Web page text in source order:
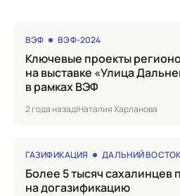
ВЭФ ВЭФ-2024
Ключевые проекты регионов ДФО представят
на выставке «Улица
в рамках ВЭФ
2 года назад|Наталия Харланова
ГАЗИФИКАЦИЯ ДАЛЬНИЙ
Более 5 тысяч сахалинцев подали заявки
на догазификацию